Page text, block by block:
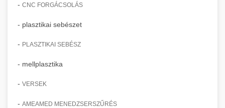
- CNC FORGÁCSOLÁS
- plasztikai sebészet
- PLASZTIKAI SEBÉSZ
- mellplasztika
- VERSEK
- AMEAMED MENEDZSERSZŰRÉS